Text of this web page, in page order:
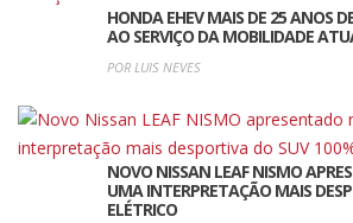
HONDA EHEV MAIS DE 25 ANOS
AO SERVIÇO DA MOBILIDADE
POR LUIS NEVES
NOVO NISSAN LEAF NISMO
UMA INTERPRETAÇÃO MAIS
ELÉTRICO